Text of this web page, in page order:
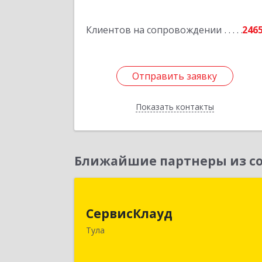
Клиентов на сопровождении
Отправить заявку
Показать контакты
Отправить заявку
Назад
Ближайшие партнеры из
СервисКлауд
Тула
300028, Тульская обл, Тула г, Болдина